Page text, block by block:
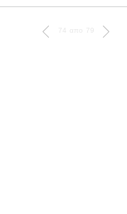
74 απο 79